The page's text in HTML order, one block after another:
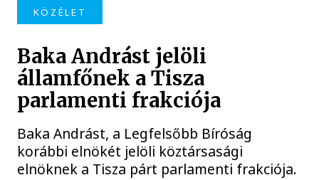
KÖZÉLET
Baka Andrást jelöli
államfőnek a Tisza
parlamenti frakciója
Baka Andrást, a Legfelsőbb Bíróság
korábbi elnökét jelöli köztársasági
elnöknek a Tisza párt parlamenti frakciója.